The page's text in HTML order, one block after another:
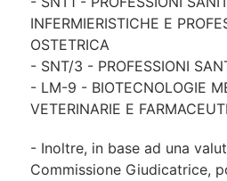
INFERMIERISTICHE E
OSTETRICA
- SNT/3 - PROFESSIONI
- LM-9 - BIOTECNOLOGIE
VETERINARIE E
- Inoltre, in base ad una
Commissione Giudicatrice,